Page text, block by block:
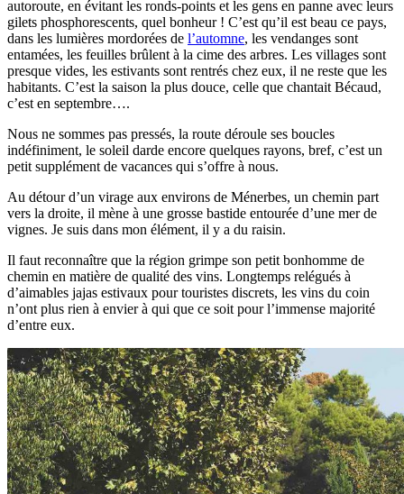
autoroute, en évitant les ronds-points et les gens en panne avec leurs
gilets phosphorescents, quel bonheur ! C’est qu’il est beau ce pays,
dans les lumières mordorées de l’automne, les vendanges sont
entamées, les feuilles brûlent à la cime des arbres. Les villages sont
presque vides, les estivants sont rentrés chez eux, il ne reste que les
habitants. C’est la saison la plus douce, celle que chantait Bécaud,
c’est en septembre….
Nous ne sommes pas pressés, la route déroule ses boucles
indéfiniment, le soleil darde encore quelques rayons, bref, c’est un
petit supplément de vacances qui s’offre à nous.
Au détour d’un virage aux environs de Ménerbes, un chemin part
vers la droite, il mène à une grosse bastide entourée d’une mer de
vignes. Je suis dans mon élément, il y a du raisin.
Il faut reconnaître que la région grimpe son petit bonhomme de
chemin en matière de qualité des vins. Longtemps relégués à
d’aimables jajas estivaux pour touristes discrets, les vins du coin
n’ont plus rien à envier à qui que ce soit pour l’immense majorité
d’entre eux.